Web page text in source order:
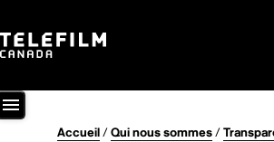
Accueil/Qui nous sommes/